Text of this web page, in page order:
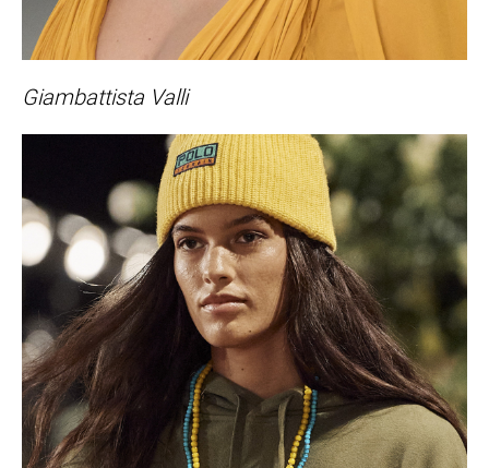
Giambattista Valli